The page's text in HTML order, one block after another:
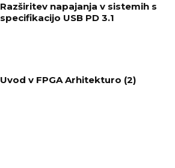
Razširitev napajanja v sistemih s
specifikacijo USB PD 3.1
Uvod v FPGA Arhitekturo (2)